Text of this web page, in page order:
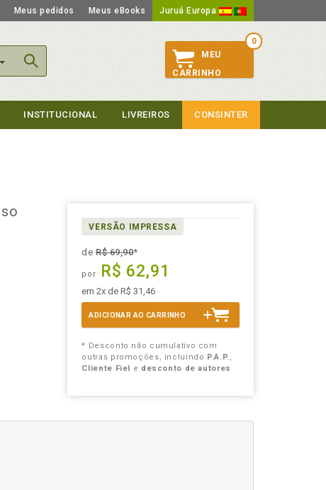
Meus pedidos Meus eBooks Juruá Europa
0
MEU
CARRINHO
INSTITUCIONAL LIVREIROS CONSINTER
VERSÃO IMPRESSA
deR$ 69,90*
por R$ 62,91
em 2x de R$ 31,46
ADICIONAR AO CARRINHO
* Desconto não cumulativo com
outras promoções, incluindo P.A.P.,
Cliente Fiel e desconto de autores